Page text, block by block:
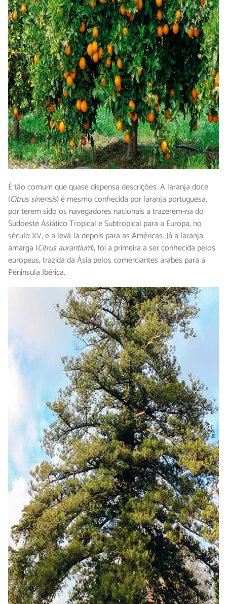
É tão comum que quase dispensa descrições. A laranja doce
(Citrus sinensis) é mesmo conhecida por laranja portuguesa,
por terem sido os navegadores nacionais a trazerem-na do
Sudoeste Asiático Tropical e Subtropical para a Europa, no
século XV, e a levá-la depois para as Américas. Já a laranja
amarga (Citrus aurantium), foi a primeira a ser conhecida pelos
europeus, trazida da Ásia pelos comerciantes árabes para a
Península Ibérica.